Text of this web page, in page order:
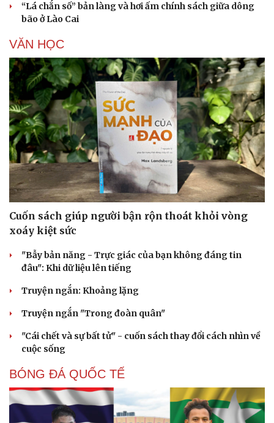
“Lá chắn số” bản làng và hơi ấm chính sách giữa dông
bão ở Lào Cai
VĂN HỌC
Cuốn sách giúp người bận rộn thoát khỏi vòng
xoáy kiệt sức
"Bẫy bản năng - Trực giác của bạn không đáng tin
đâu": Khi dữ liệu lên tiếng
Truyện ngắn: Khoảng lặng
Truyện ngắn "Trong đoàn quân"
"Cái chết và sự bất tử" - cuốn sách thay đổi cách nhìn về
cuộc sống
BÓNG ĐÁ QUỐC TẾ